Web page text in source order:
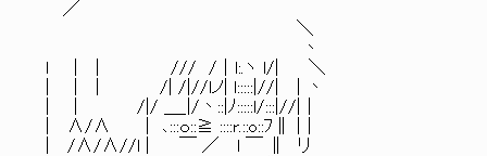
／
＼
丶
ｌ | | /// /｜l:.ヽ l/| ＼
| | | /| /|//lノ| l:::::|//| | 丶
| | /|/ ＿_|/丶::|ﾉ:::::l/:::|//|｜
| ∧/∧ | ､:::ｏ::≧ ::::r.::o::ﾌ∥ |｜
| /∧/∧//l | ￣ ／ l ￣ ∥ リ